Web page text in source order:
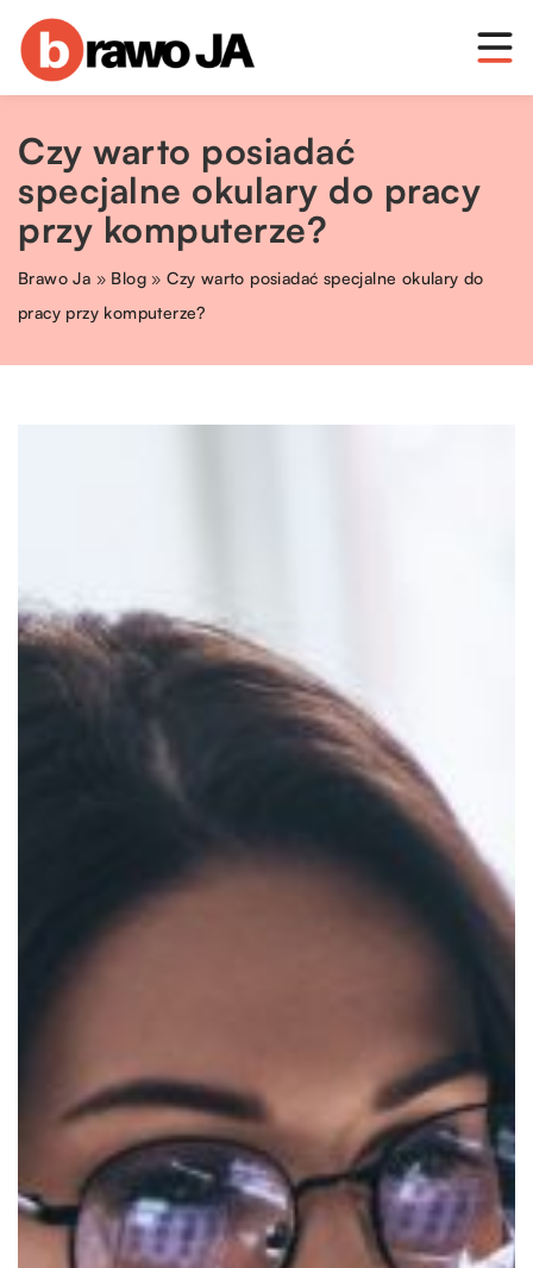
Czy warto posiadać
specjalne okulary do pracy
przy komputerze?
Brawo Ja » Blog »Czy warto posiadać specjalne okulary do
pracy przy komputerze?